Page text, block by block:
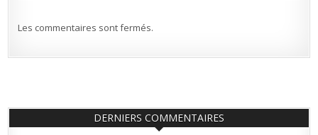
Les commentaires sont fermés.
DERNIERS COMMENTAIRES